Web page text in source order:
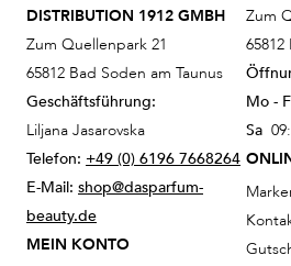
DISTRIBUTION 1912 GMBH
Zum Quellenpark 21
65812 Bad Soden am Taunus
Geschäftsführung:
Liljana Jasarovska
Telefon: +49 (0) 6196 7668264
E-Mail: shop@dasparfum-
beauty.de
MEIN KONTO
Zum
Mo -
Sa